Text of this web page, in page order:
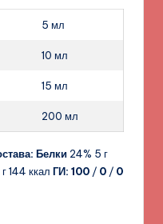
5 мл
10 мл
15 мл
200 мл
Белки 24% 5 г
144 ккал ГИ: 100 / 0 / 0